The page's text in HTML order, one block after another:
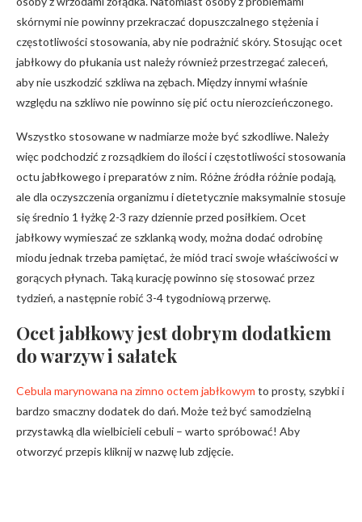
skórnymi nie powinny przekraczać dopuszczalnego stężenia i
częstotliwości stosowania, aby nie podrażnić skóry. Stosując ocet
jabłkowy do płukania ust należy również przestrzegać zaleceń,
aby nie uszkodzić szkliwa na zębach. Między innymi właśnie
względu na szkliwo nie powinno się pić octu nierozcieńczonego.
Wszystko stosowane w nadmiarze może być szkodliwe. Należy
więc podchodzić z rozsądkiem do ilości i częstotliwości stosowania
octu jabłkowego i preparatów z nim. Różne źródła różnie podają,
ale dla oczyszczenia organizmu i dietetycznie maksymalnie stosuje
się średnio 1 łyżkę 2-3 razy dziennie przed posiłkiem. Ocet
jabłkowy wymieszać ze szklanką wody, można dodać odrobinę
miodu jednak trzeba pamiętać, że miód traci swoje właściwości w
gorących płynach. Taką kurację powinno się stosować przez
tydzień, a następnie robić 3-4 tygodniową przerwę.
Ocet jabłkowy jest dobrym dodatkiem
do warzyw i sałatek
Cebula marynowana na zimno octem jabłkowym to prosty, szybki i
bardzo smaczny dodatek do dań. Może też być samodzielną
przystawką dla wielbicieli cebuli – warto spróbować! Aby
otworzyć przepis kliknij w nazwę lub zdjęcie.